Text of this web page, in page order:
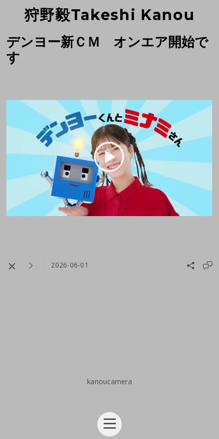
狩野毅Takeshi Kanou
デンヨー新ＣＭ オンエア開始で
す
2026-06-01
kanoucamera